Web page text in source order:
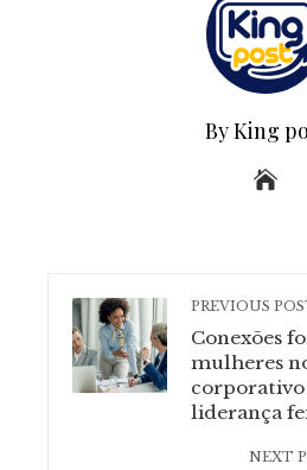
By King
PREVIOUS
Conexões
mulheres
liderança
NEXT